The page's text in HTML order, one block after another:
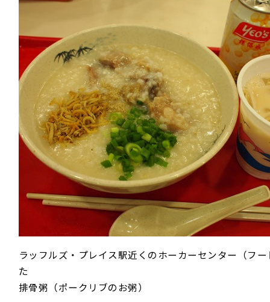
ラッフルズ・プレイス駅近くのホーカーセンター（フ
た
排骨粥（ポークリブのお粥）